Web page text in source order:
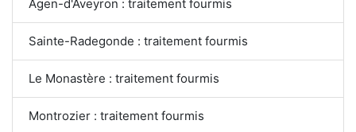
Agen-d'Aveyron : traitement fourmis
Sainte-Radegonde : traitement fourmis
Le Monastère : traitement fourmis
Montrozier : traitement fourmis